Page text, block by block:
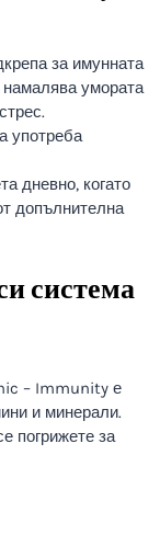
за имунната
умората
употреба
дневно, когато
допълнителна
система
– Immunity е
и минерали.
погрижете за